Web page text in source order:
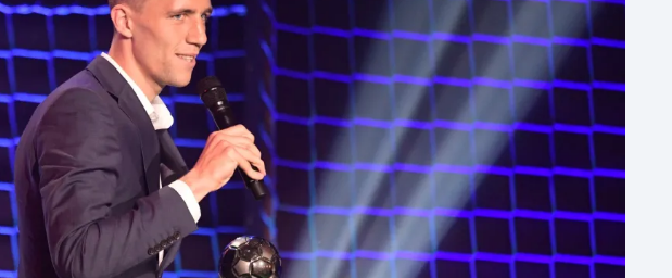
Curling
Dostihy
Florbal
Futsal
Golf
Gymnastika
Motorsport
Olympijské hry
Parasport
Plavání
Plážový volejbal
Triatlon
Veslování
Vodní slalom
Volejbal
Ostatní